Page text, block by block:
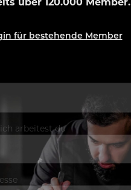
für bestehende Member
arbeitest du